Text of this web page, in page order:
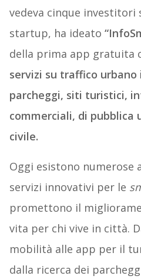
vedeva cinque investitori
startup, ha ideato
della prima app gratuita
servizi su traffico
parcheggi, siti turistici,
commerciali, di pubblica
civile.
Oggi esistono numerose
servizi innovativi per le
promettono il
vita per chi vive in città.
mobilità alle app per il
dalla ricerca dei